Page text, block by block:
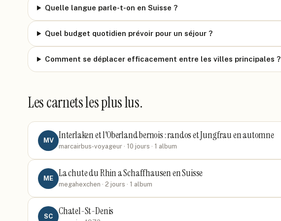
Quelle langue parle-t-on en Suisse ?
Quel budget quotidien prévoir pour un séjour ?
Comment se déplacer efficacement entre les villes principales ?
Les carnets les plus lus.
MV Interlaken et l'Oberland bernois : randos et Jungfrau en automne
marcairbus-voyageur · 10 jours · 1 album
ME La chute du Rhin a Schaffhausen en Suisse
megahexchen · 2 jours · 1 album
SC Chatel-St-Denis